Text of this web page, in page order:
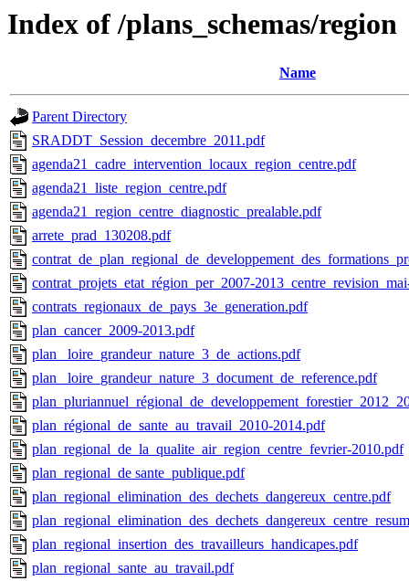
Index of /plans_schemas/region
Name
Parent Directory
SRADDT_Session_decembre_2011.pdf
agenda21_cadre_intervention_locaux_region_centre.pdf
agenda21_liste_region_centre.pdf
agenda21_region_centre_diagnostic_prealable.pdf
arrete_prad_130208.pdf
contrat_projets_etat_région_per_2007-
contrats_regionaux_de_pays_3e_generation.pdf
plan_cancer_2009-2013.pdf
plan_ loire_grandeur_nature_3_de_actions.pdf
plan_ loire_grandeur_nature_3_document_de_reference.pdf
plan_régional_de_sante_au_travail_2010-2014.pdf
plan_regional_de_la_qualite_air_region_centre_fevrier-2010.pdf
plan_regional_de sante_publique.pdf
plan_regional_elimination_des_dechets_dangereux_centre.pdf
plan_regional_insertion_des_travailleurs_handicapes.pdf
plan_regional_sante_au_travail.pdf